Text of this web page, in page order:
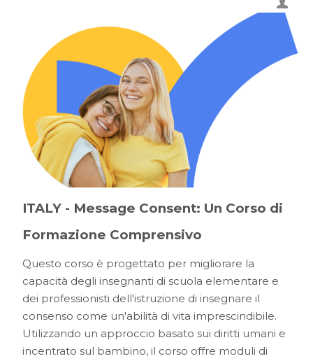
ITALY - Message Consent: Un Corso di
Formazione Comprensivo
Questo corso è progettato per migliorare la
capacità degli insegnanti di scuola elementare e
dei professionisti dell'istruzione di insegnare il
consenso come un'abilità di vita imprescindibile.
Utilizzando un approccio basato sui diritti umani e
incentrato sul bambino, il corso offre moduli di